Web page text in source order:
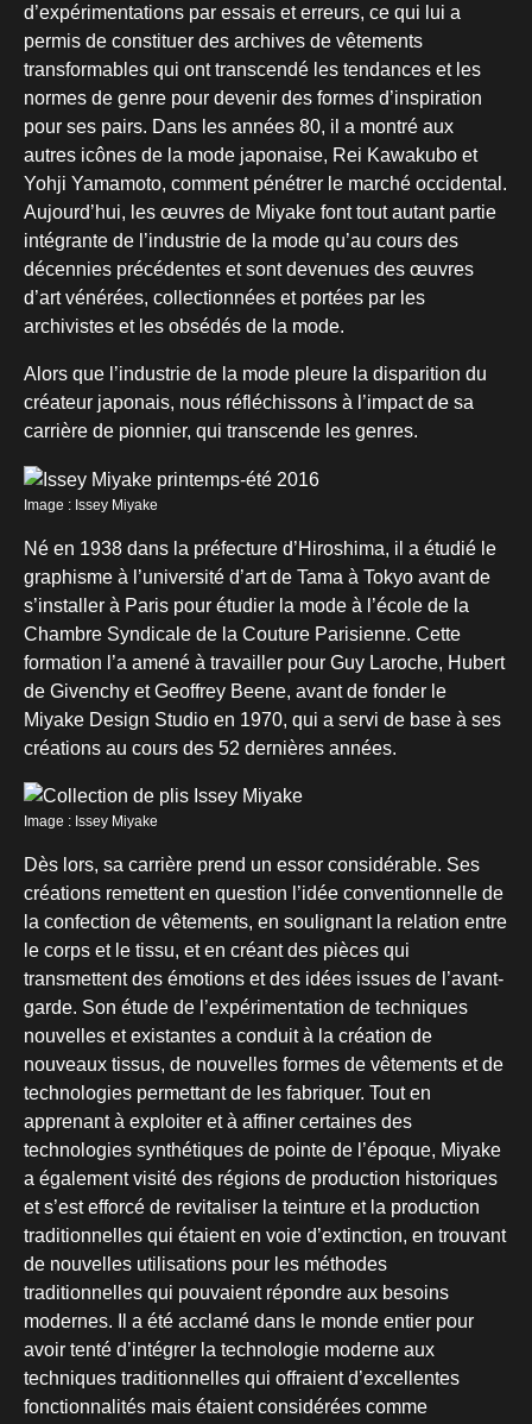
d’expérimentations par essais et erreurs, ce qui lui a
permis de constituer des archives de vêtements
transformables qui ont transcendé les tendances et les
normes de genre pour devenir des formes d’inspiration
pour ses pairs. Dans les années 80, il a montré aux
autres icônes de la mode japonaise, Rei Kawakubo et
Yohji Yamamoto, comment pénétrer le marché occidental.
Aujourd’hui, les œuvres de Miyake font tout autant partie
intégrante de l’industrie de la mode qu’au cours des
décennies précédentes et sont devenues des œuvres
d’art vénérées, collectionnées et portées par les
archivistes et les obsédés de la mode.
Alors que l’industrie de la mode pleure la disparition du
créateur japonais, nous réfléchissons à l’impact de sa
carrière de pionnier, qui transcende les genres.
Né en 1938 dans la préfecture d’Hiroshima, il a étudié le
graphisme à l’université d’art de Tama à Tokyo avant de
s’installer à Paris pour étudier la mode à l’école de la
Chambre Syndicale de la Couture Parisienne. Cette
formation l’a amené à travailler pour Guy Laroche, Hubert
de Givenchy et Geoffrey Beene, avant de fonder le
Miyake Design Studio en 1970, qui a servi de base à ses
créations au cours des 52 dernières années.
Dès lors, sa carrière prend un essor considérable. Ses
créations remettent en question l’idée conventionnelle de
la confection de vêtements, en soulignant la relation entre
le corps et le tissu, et en créant des pièces qui
transmettent des émotions et des idées issues de l’avant-
garde. Son étude de l’expérimentation de techniques
nouvelles et existantes a conduit à la création de
nouveaux tissus, de nouvelles formes de vêtements et de
technologies permettant de les fabriquer. Tout en
apprenant à exploiter et à affiner certaines des
technologies synthétiques de pointe de l’époque, Miyake
a également visité des régions de production historiques
et s’est efforcé de revitaliser la teinture et la production
traditionnelles qui étaient en voie d’extinction, en trouvant
de nouvelles utilisations pour les méthodes
traditionnelles qui pouvaient répondre aux besoins
modernes. Il a été acclamé dans le monde entier pour
avoir tenté d’intégrer la technologie moderne aux
techniques traditionnelles qui offraient d’excellentes
fonctionnalités mais étaient considérées comme